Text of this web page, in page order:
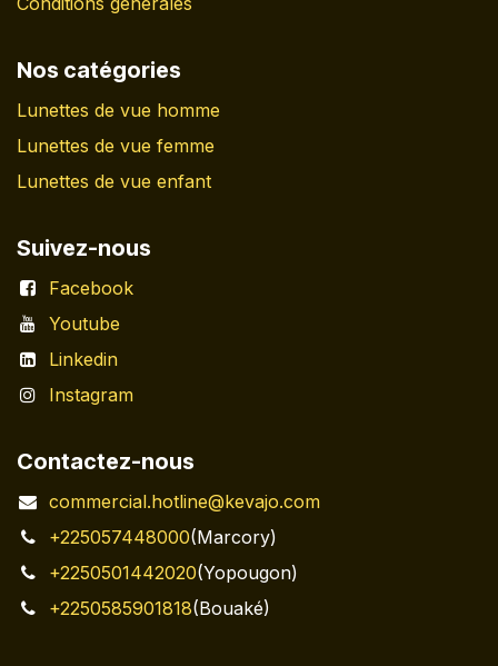
Nos catégories
Lunettes de vue homme
Lunettes de vue femme
Lunettes de vue enfant
Suivez-nous
Facebook
Youtube
Linkedin
Instagram
Contactez-nous
commercial.hotline@kevajo.com
+225057448000(Marcory)
+2250501442020(Yopougon)
+2250585901818(Bouaké)